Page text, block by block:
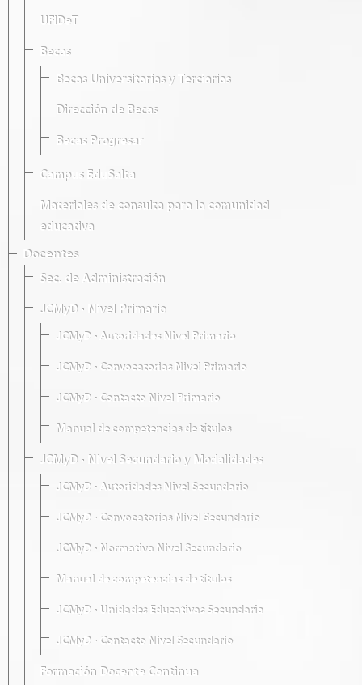
UFIDeT
Becas
Becas Universitarias y Terciarias
Dirección de Becas
Becas Progresar
Campus EduSalta
Materiales de consulta para la comunidad
educativa
Docentes
Sec. de Administración
JCMyD · Nivel Primario
JCMyD · Autoridades Nivel Primario
JCMyD · Convocatorias Nivel Primario
JCMyD · Contacto Nivel Primario
Manual de competencias de títulos
JCMyD · Nivel Secundario y Modalidades
JCMyD · Autoridades Nivel Secundario
JCMyD · Convocatorias Nivel Secundario
JCMyD · Normativa Nivel Secundario
Manual de competencias de títulos
JCMyD · Unidades Educativas Secundaria
JCMyD · Contacto Nivel Secundario
Formación Docente Continua